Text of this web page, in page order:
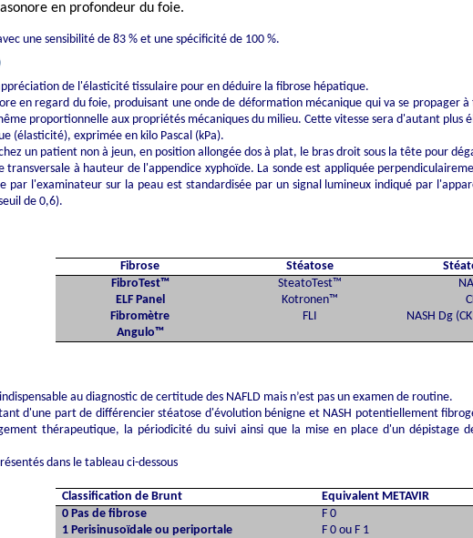
en profondeur du foie.
une sensibilité de 83 % et une spécificité de 100 %.
de l'élasticité tissulaire pour en déduire la fibrose hépatique.
en regard du foie, produisant une onde de déformation mécanique qui va se
proportionnelle aux propriétés mécaniques du milieu. Cette vitesse sera d'autant plus
(élasticité), exprimée en kilo Pascal (kPa).
un patient non à jeun, en position allongée dos à plat, le bras droit sous la tête pour
à hauteur de l'appendice xyphoïde. La sonde est appliquée
par l'examinateur sur la peau est standardisée par un signal lumineux indiqué par
de 0,6).
Fibrose Stéatose
FibroTest™
ELF Panel
Fibromètre
Angulo™
SteatoTest™
Kotronen™
FLI
NASH Dg
au diagnostic de certitude des NAFLD mais n’est pas un examen de routine.
d'une part de différencier stéatose d'évolution bénigne et NASH potentiellement
thérapeutique, la périodicité du suivi ainsi que la mise en place d'un
dans le tableau ci-dessous
Classification deBrunt
Equivalent METAVIR
0 Pas de fibrose
1 Perisinusoïdale ou periportale
F 0
F 0 ou F 1